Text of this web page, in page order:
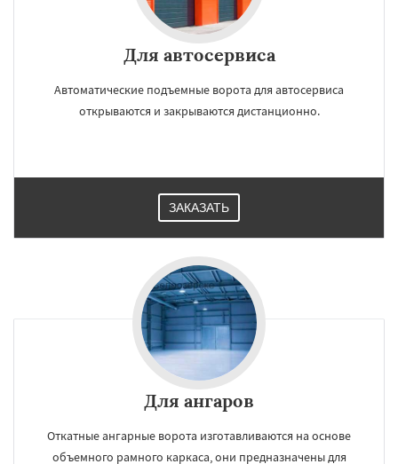
Для автосервиса
Автоматические подъемные ворота для автосервиса
открываются и закрываются дистанционно.
ЗАКАЗАТЬ
Для ангаров
Откатные ангарные ворота изготавливаются на основе
объемного рамного каркаса, они предназначены для